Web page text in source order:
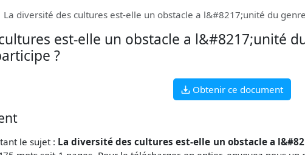
La diversité des cultures est-elle un obstacle a l&#8217;unité du
est-elle un obstacle a l&#8217;unité
?
Obtenir ce document
le sujet : La diversité des cultures est-elle un obstacle a